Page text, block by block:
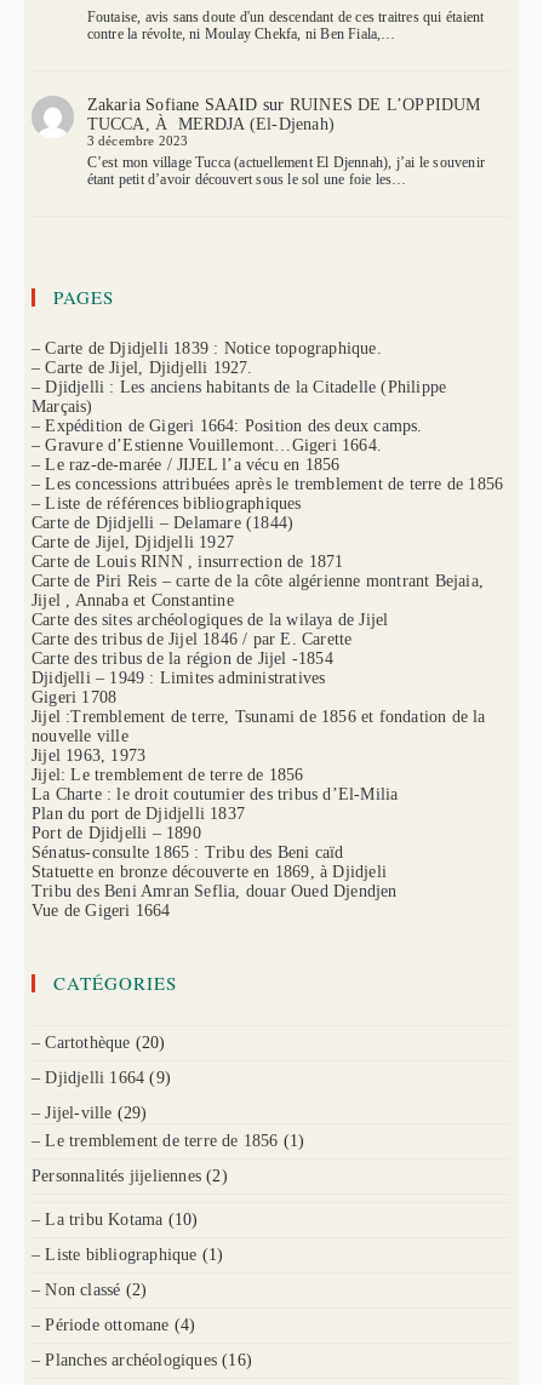
Foutaise, avis sans doute d'un descendant de ces traitres qui étaient
contre la révolte, ni Moulay Chekfa, ni Ben Fiala,…
Zakaria Sofiane SAAID sur RUINES DE L’OPPIDUM
TUCCA, À MERDJA (El-Djenah)
3 décembre 2023
C’est mon village Tucca (actuellement El Djennah), j’ai le souvenir
étant petit d’avoir découvert sous le sol une foie les…
PAGES
– Carte de Djidjelli 1839 : Notice topographique.
– Carte de Jijel, Djidjelli 1927.
– Djidjelli : Les anciens habitants de la Citadelle (Philippe
Marçais)
– Expédition de Gigeri 1664: Position des deux camps.
– Gravure d’Estienne Vouillemont…Gigeri 1664.
– Le raz-de-marée / JIJEL l’a vécu en 1856
– Les concessions attribuées après le tremblement de terre de 1856
– Liste de références bibliographiques
Carte de Djidjelli – Delamare (1844)
Carte de Jijel, Djidjelli 1927
Carte de Louis RINN , insurrection de 1871
Carte de Piri Reis – carte de la côte algérienne montrant Bejaia,
Jijel , Annaba et Constantine
Carte des sites archéologiques de la wilaya de Jijel
Carte des tribus de Jijel 1846 / par E. Carette
Carte des tribus de la région de Jijel -1854
Djidjelli – 1949 : Limites administratives
Gigeri 1708
Jijel :Tremblement de terre, Tsunami de 1856 et fondation de la
nouvelle ville
Jijel 1963, 1973
Jijel: Le tremblement de terre de 1856
La Charte : le droit coutumier des tribus d’El-Milia
Plan du port de Djidjelli 1837
Port de Djidjelli – 1890
Sénatus-consulte 1865 : Tribu des Beni caïd
Statuette en bronze découverte en 1869, à Djidjeli
Tribu des Beni Amran Seflia, douar Oued Djendjen
Vue de Gigeri 1664
CATÉGORIES
– Cartothèque (20)
– Djidjelli 1664 (9)
– Jijel-ville (29)
– Le tremblement de terre de 1856 (1)
Personnalités jijeliennes (2)
– La tribu Kotama (10)
– Liste bibliographique (1)
– Non classé (2)
– Période ottomane (4)
– Planches archéologiques (16)